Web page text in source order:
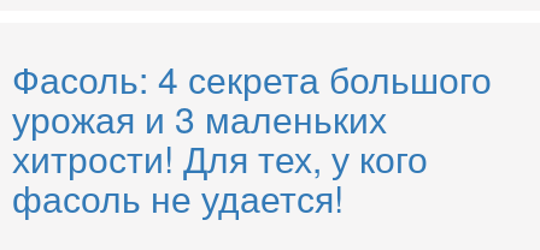
Фасоль: 4 секрета большого
урожая и 3 маленьких
хитрости! Для тех, у кого
фасоль не удается!